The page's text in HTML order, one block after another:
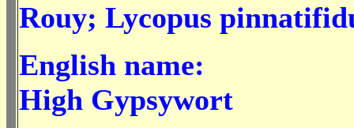
Rouy; Lycopus
English name:
High Gypsywort